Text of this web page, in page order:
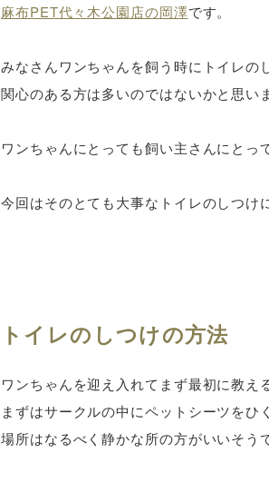
麻布PET代々木公園店の岡澤です。
みなさんワンちゃんを飼う時にトイレの
関心のある方は多いのではないかと思い
ワンちゃんにとっても飼い主さんにとっ
今回はそのとても大事なトイレのしつけ
トイレのしつけの方法
ワンちゃんを迎え入れてまず最初に教え
まずはサークルの中にペットシーツをひ
場所はなるべく静かな所の方がいいそう